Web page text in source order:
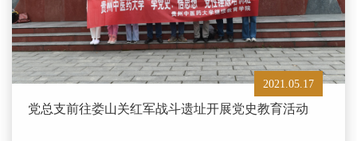
党总支前往娄山关红军战斗遗址开展党史教育活动
2021.05.17